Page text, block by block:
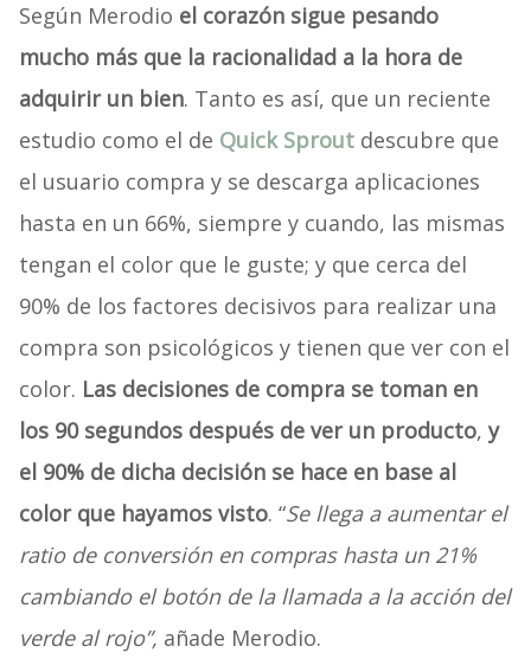
Según Merodio el corazón sigue pesando
mucho más que la racionalidad a la hora de
adquirir un bien. Tanto es así, que un reciente
estudio como el de Quick Sproutdescubre que
el usuario compra y se descarga aplicaciones
hasta en un 66%, siempre y cuando, las mismas
tengan el color que le guste; y que cerca del
90% de los factores decisivos para realizar una
compra son psicológicos y tienen que ver con el
color. Las decisiones de compra se toman en
los 90 segundos después de ver un producto, y
el 90% de dicha decisión se hace en base al
color que hayamos visto. “Se llega a aumentar el
ratio de conversión en compras hasta un 21%
cambiando el botón de la llamada a la acción del
verde al rojo”, añade Merodio.